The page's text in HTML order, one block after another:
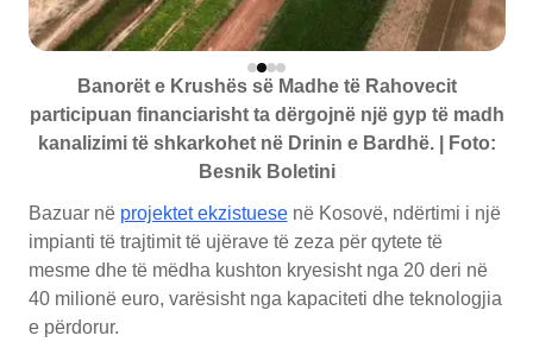
Banorët e Krushës së Madhe të Rahovecit
participuan financiarisht ta dërgojnë një gyp të madh
kanalizimi të shkarkohet në Drinin e Bardhë. | Foto:
Besnik Boletini
Bazuar në projektet ekzistuesenë Kosovë, ndërtimi i një
impianti të trajtimit të ujërave të zeza për qytete të
mesme dhe të mëdha kushton kryesisht nga 20 deri në
40 milionë euro, varësisht nga kapaciteti dhe teknologjia
e përdorur.